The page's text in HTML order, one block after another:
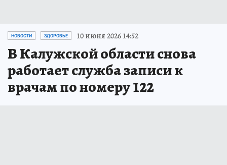
НОВОСТИ ЗДОРОВЬЕ 10 июня 2026 14:52
В Калужской области снова
работает служба записи к
врачам по номеру 122